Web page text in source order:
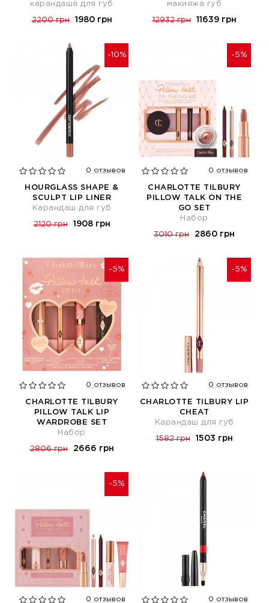
карандаша для губ
2200 грн 1980 грн
макияжа губ
12932 грн 11639 грн
-10%
0 отзывов
HOURGLASS SHAPE &
SCULPT LIP LINER
Карандаш для губ
2120 грн 1908 грн
-5%
0 отзывов
CHARLOTTE TILBURY
PILLOW TALK ON THE
GO SET
Набор
3010 грн 2860 грн
-5%
0 отзывов
CHARLOTTE TILBURY
PILLOW TALK LIP
WARDROBE SET
Набор
2806 грн 2666 грн
-5%
0 отзывов
CHARLOTTE TILBURY LIP
CHEAT
Карандаш для губ
1582 грн 1503 грн
-5%
0 отзывов 0 отзывов